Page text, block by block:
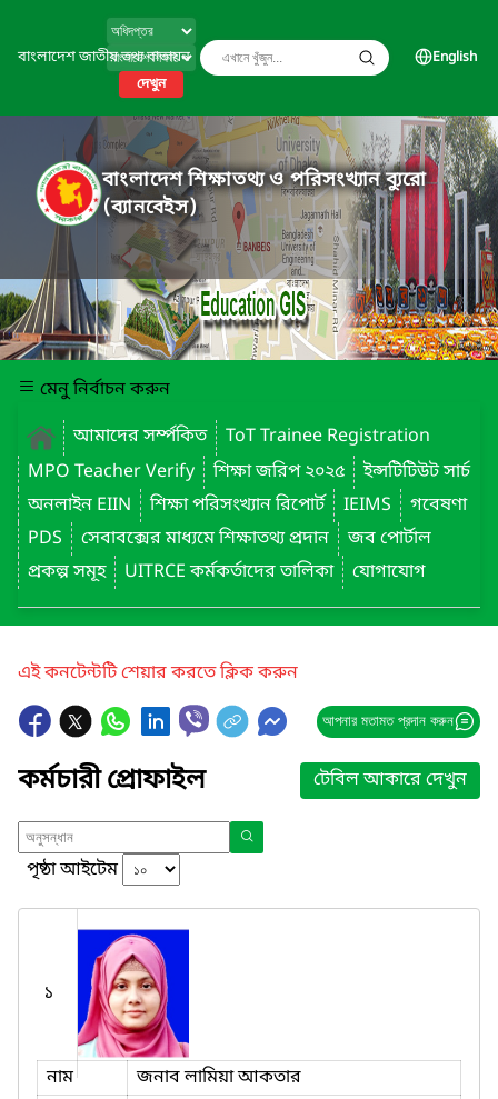
বাংলাদেশ জাতীয় তথ্য বাতায়ন
দেখুন
English
বাংলাদেশ শিক্ষাতথ্য ও পরিসংখ্যান ব্যুরো
(ব্যানবেইস)
মেনু নির্বাচন করুন
আমাদের সর্ম্পকিত
ToT Trainee Registration
MPO Teacher Verify
শিক্ষা জরিপ ২০২৫
ইন্সটিটিউট সার্চ
অনলাইন EIIN
শিক্ষা পরিসংখ্যান রিপোর্ট IEIMS
গবেষণা
PDS
সেবাবক্সের মাধ্যমে শিক্ষাতথ্য প্রদান
জব পোর্টাল
প্রকল্প সমূহ
UITRCE কর্মকর্তাদের তালিকা যোগাযোগ
এই কনটেন্টটি শেয়ার করতে ক্লিক করুন
আপনার মতামত প্রদান করুন
কর্মচারী প্রোফাইল টেবিল আকারে দেখুন
পৃষ্ঠা আইটেম
১
নাম
জনাব লামিয়া আকতার